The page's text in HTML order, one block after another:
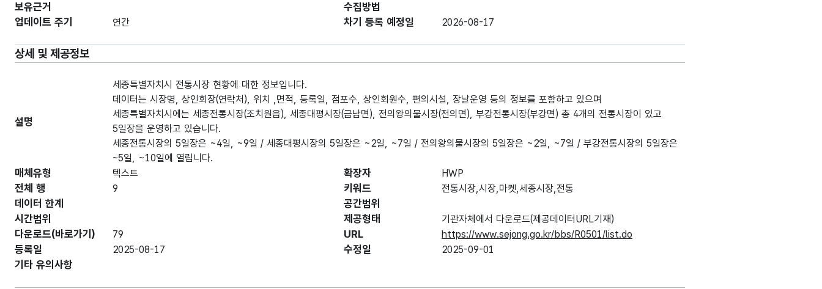
보유근거
수집방법
업데이트 주기
연간 차기 등록 예정일 2026-08-17
상세 및 제공정보
설명
세종특별자치시 전통시장 현황에 대한 정보입니다.
데이터는 시장명, 상인회장(연락처), 위치 ,면적, 등록일, 점포수, 상인회원수, 편의시설, 장날운영 등의 정보를 포함하고 있으며
세종특별자치시에는 세종전통시장(조치원읍), 세종대평시장(금남면), 전의왕의물시장(전의면), 부강전통시장(부강면) 총 4개의 전통시장이 있고
5일장을 운영하고 있습니다.
세종전통시장의 5일장은 ~4일, ~9일 / 세종대평시장의 5일장은 ~2일, ~7일 / 전의왕의물시장의 5일장은 ~2일, ~7일 / 부강전통시장의 5일장은
~5일, ~10일에 열립니다.
매체유형 텍스트 확장자 HWP
전체 행 9 키워드 전통시장,시장,마켓,세종시장,전통
데이터 한계
공간범위
시간범위
제공형태 기관자체에서 다운로드(제공데이터URL기재)
다운로드(바로가기) 79 URL https://www.sejong.go.kr/bbs/R0501/list.do
등록일 2025-08-17 수정일 2025-09-01
기타 유의사항